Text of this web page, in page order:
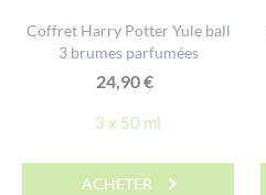
Coffret Harry Potter Yule ball
3 brumes parfumées
24,90€
3 x 50 ml
ACHETER